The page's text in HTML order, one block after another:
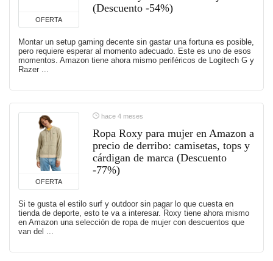
OFERTA
(Descuento -54%)
Montar un setup gaming decente sin gastar una fortuna es posible,
pero requiere esperar al momento adecuado. Este es uno de esos
momentos. Amazon tiene ahora mismo periféricos de Logitech G y
Razer ...
OFERTA
hace 4 meses
Ropa Roxy para mujer en Amazon a
precio de derribo: camisetas, tops y
cárdigan de marca (Descuento
-77%)
Si te gusta el estilo surf y outdoor sin pagar lo que cuesta en
tienda de deporte, esto te va a interesar. Roxy tiene ahora mismo
en Amazon una selección de ropa de mujer con descuentos que
van del ...